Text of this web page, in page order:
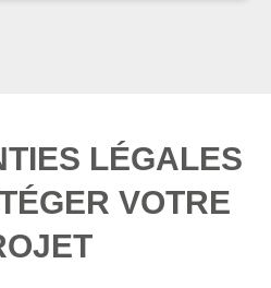
LÉGALES
VOTRE